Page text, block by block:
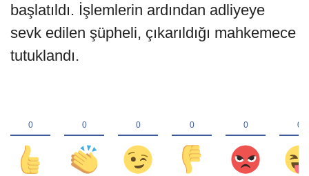
başlatıldı. İşlemlerin ardından adliyeye
sevk edilen şüpheli, çıkarıldığı mahkemece
tutuklandı.